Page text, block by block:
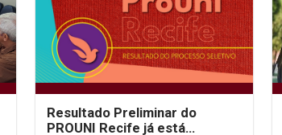
Resultado Preliminar do
PROUNI Recife já está